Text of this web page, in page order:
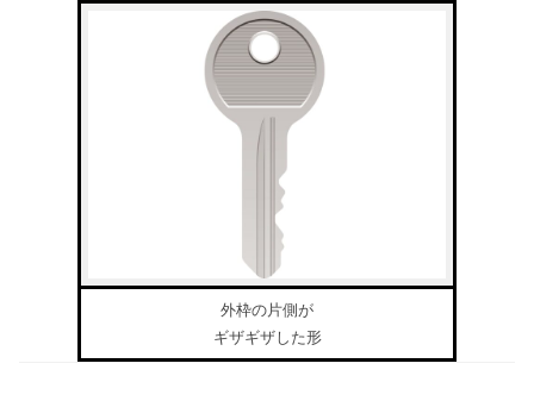
外枠の片側が
ギザギザした形